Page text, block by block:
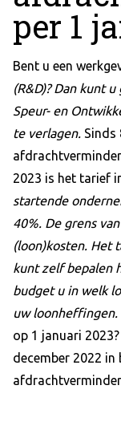
per 1
Bent u een
(R&D)? Dan kunt
Speur- en
te verlagen. Sinds
2023 is het tarief
startende
40%. De grens
(loon)kosten. Het
kunt zelf bepalen
budget u in welk
uw loonheffingen.
op 1 januari
december 2022 in